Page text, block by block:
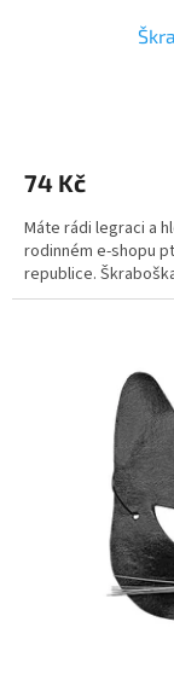
je
z
5
hvězdiček.
74 Kč
Máte rádi legraci a
rodinném e-shopu
republice.